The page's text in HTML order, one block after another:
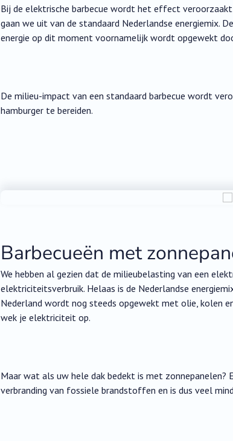
Bij de elektrische barbecue wordt het effect
gaan we uit van de standaard Nederlandse energiemix.
energie op dit moment voornamelijk wordt opgewekt
De milieu-impact van een standaard barbecue wordt
hamburger te bereiden.
Barbecueën met
We hebben al gezien dat de milieubelasting van een
elektriciteitsverbruik. Helaas is de Nederlandse
Nederland wordt nog steeds opgewekt met olie, kolen
wek je elektriciteit op.
Maar wat als uw hele dak bedekt is met
verbranding van fossiele brandstoffen en is dus veel